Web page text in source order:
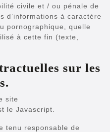
civile et / ou pénale de
d’informations à caractère
pornographique, quelle
à cette fin (texte,
sur les
site
le Javascript.
tenu responsable de